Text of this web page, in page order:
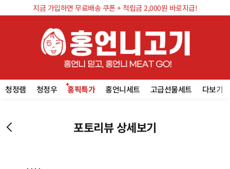
지금 가입하면 무료배송 쿠폰 + 적립금 2,000원 바로지급!
청정램 청정우 홍픽특가 홍언니세트 고급선물세트 다보기
포토리뷰 상세보기